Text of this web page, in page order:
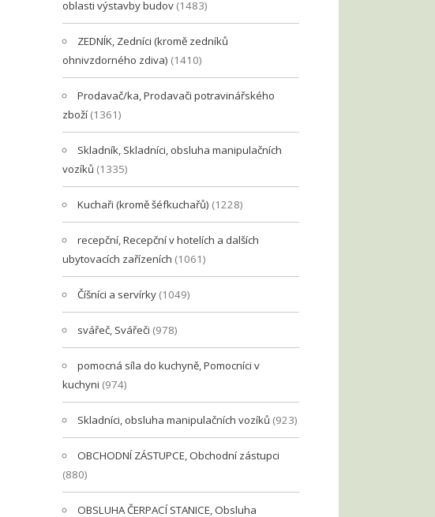
oblasti výstavby budov (1483)
ZEDNÍK, Zedníci (kromě zedníků
ohnivzdorného zdiva) (1410)
Prodavač/ka, Prodavači potravinářského
zboží (1361)
Skladník, Skladníci, obsluha manipulačních
vozíků (1335)
Kuchaři (kromě šéfkuchařů) (1228)
recepční, Recepční v hotelích a dalších
ubytovacích zařízeních (1061)
Číšníci a servírky (1049)
svářeč, Svářeči (978)
pomocná síla do kuchyně, Pomocníci v
kuchyni (974)
Skladníci, obsluha manipulačních vozíků (923)
OBCHODNÍ ZÁSTUPCE, Obchodní zástupci
(880)
OBSLUHA ČERPACÍ STANICE, Obsluha